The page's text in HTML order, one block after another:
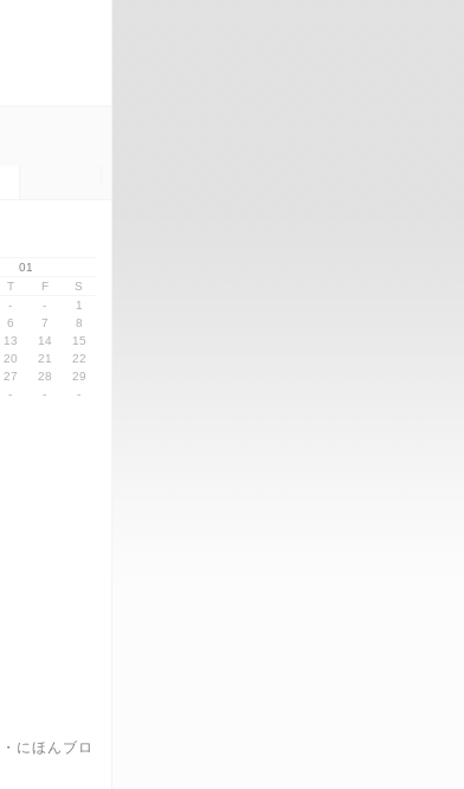
01
T F
S
- -
1
6 7
8
13 14
15
20 21
22
27 28
29
- - -